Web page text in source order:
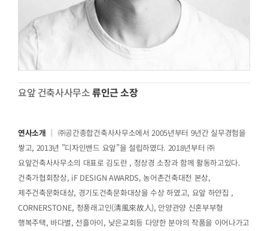
요앞 건축사사무소류인근 소장
연사소개 ｜ ㈜공간종합건축사사무소에서 2005년부터 9년간 실무경험을
쌓고, 2013년 ”디자인밴드 요앞”을 설립하였다. 2018년부터 ㈜
요앞건축사사무소의 대표로 김도란 , 정상경 소장과 함께 활동하고있다.
건축가협회장상, iF DESIGN AWARDS, 농어촌건축대전 본상,
제주건축문화대상, 경기도건축문화대상을 수상 하였고, 요앞 하얀집 ,
CORNERSTONE, 청풍래고인(淸風來故人), 안양관양 신혼부부형
행복주택, 바다별, 선흘아이, 낮은교회등 다양한 분야의 작품을 이어나가고